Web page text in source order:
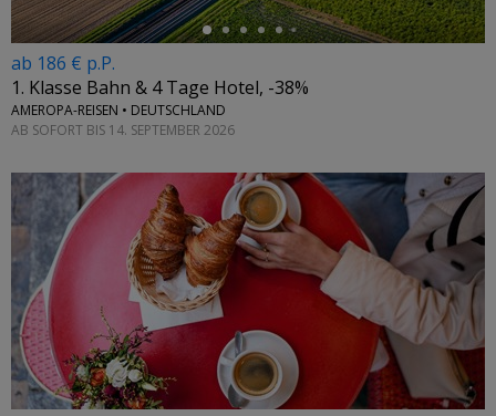
ab 186 € p.P.
1. Klasse Bahn & 4 Tage Hotel, -38%
AMEROPA-REISEN • DEUTSCHLAND
AB SOFORT BIS 14. SEPTEMBER 2026